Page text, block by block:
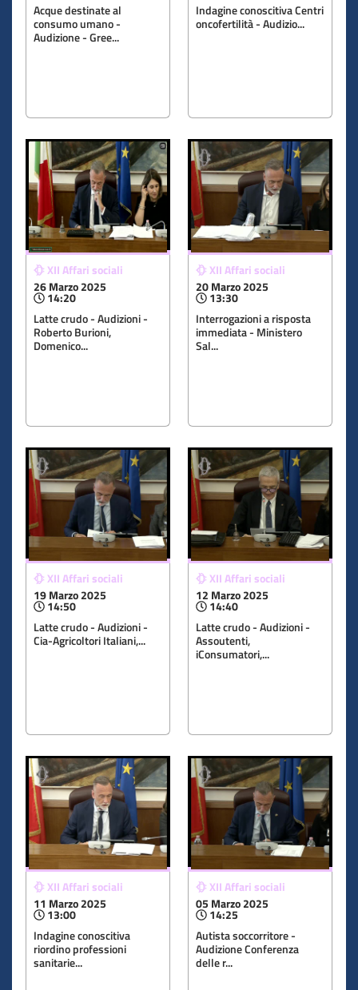
Acque destinate al
consumo umano -
Audizione - Gree...
Indagine conoscitiva Centri
oncofertilità - Audizio...
XII Affari sociali
26 Marzo 2025
14:20
Latte crudo - Audizioni -
Roberto Burioni,
Domenico...
XII Affari sociali
20 Marzo 2025
13:30
Interrogazioni a risposta
immediata - Ministero
Sal...
XII Affari sociali
19 Marzo 2025
14:50
Latte crudo - Audizioni -
Cia-Agricoltori Italiani,...
XII Affari sociali
12 Marzo 2025
14:40
Latte crudo - Audizioni -
Assoutenti,
iConsumatori,...
XII Affari sociali
11 Marzo 2025
13:00
Indagine conoscitiva
riordino professioni
sanitarie...
XII Affari sociali
05 Marzo 2025
14:25
Autista soccorritore -
Audizione Conferenza
delle r...